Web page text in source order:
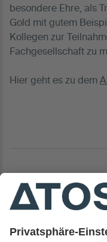
besondere Ehre, als
Gold mit gutem
Kollegen zur
Fachgesellschaft zu
Hier geht es zu dem